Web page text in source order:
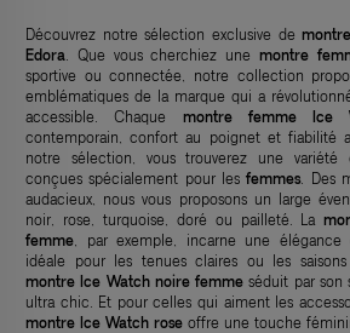
Découvrez notre sélection exclusive de
Edora . Que vous cherchiez une montre
sportive ou connectée, notre collection
emblématiques de la marque qui a
accessible. Chaque montre femme Ice
contemporain, confort au poignet et fiabilité
notre sélection, vous trouverez une
conçues spécialement pour lesfemmes. Des
audacieux, nous vous proposons un large
noir, rose, turquoise, doré ou pailleté. La
femme , par exemple, incarne une élégance
idéale pour les tenues claires ou les
montre Ice Watch noire femme séduit par son
ultra chic. Et pour celles qui aiment les
montre Ice Watch rose offre une touche